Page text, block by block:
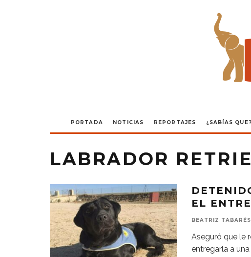
PORTADA NOTICIAS REPORTAJES ¿SABÍAS QUE?
LABRADOR
EL
BEATRIZ
Aseguró que le
entregarla a